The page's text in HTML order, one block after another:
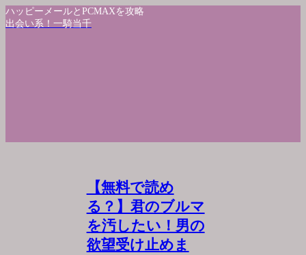
ハッピーメールとPCMAXを攻略
出会い系！一騎当千
【無料で読め
る？】君のブルマ
を汚したい！男の
欲望受け止めま